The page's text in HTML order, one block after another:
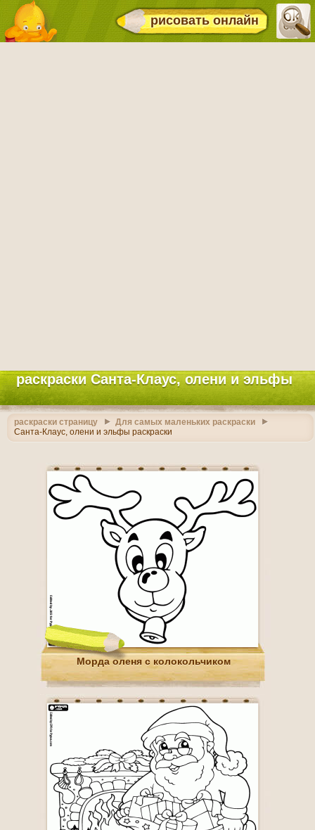
рисовать онлайн
раскраски Санта-Клаус, олени и эльфы
раскраски страницу
Для самых маленьких раскраски
Санта-Клаус, олени и эльфы раскраски
Морда оленя с колокольчиком